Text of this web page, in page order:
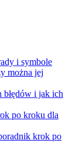
i symbole
można jej
błędów i jak ich
po kroku dla
krok po